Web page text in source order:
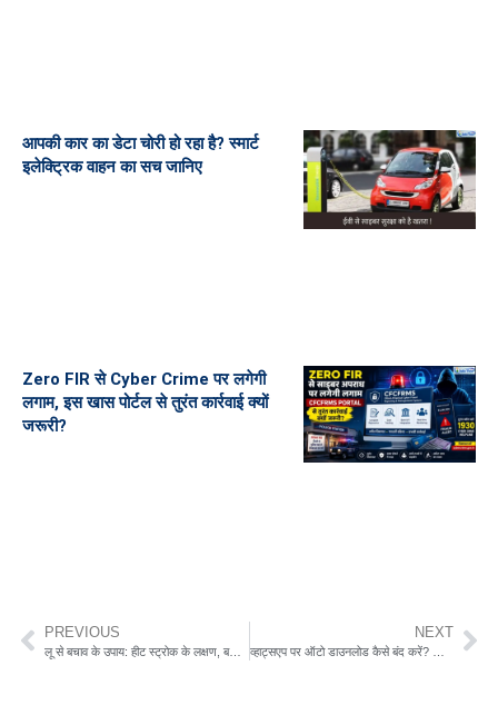
आपकी कार का डेटा चोरी हो रहा है? स्मार्ट
इलेक्ट्रिक वाहन का सच जानिए
Zero FIR से Cyber Crime पर लगेगी
लगाम, इस खास पोर्टल से तुरंत कार्रवाई क्यों
जरूरी?
PREVIOUS
लू से बचाव के उपाय: हीट स्ट्रोक के लक्षण, बचाव और प्राथमिक उपचार
NEXT